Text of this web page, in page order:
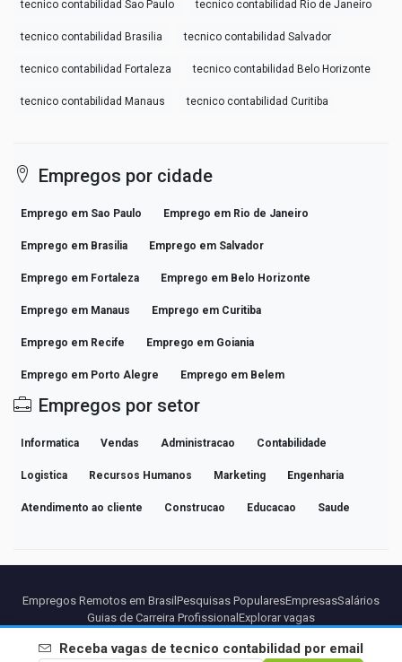
tecnico contabilidad Sao Paulo tecnico contabilidad Rio de Janeiro
tecnico contabilidad Brasilia tecnico contabilidad Salvador
tecnico contabilidad Fortaleza tecnico contabilidad Belo Horizonte
tecnico contabilidad Manaus tecnico contabilidad Curitiba
Empregos por cidade
Emprego em Sao Paulo Emprego em Rio de Janeiro
Emprego em Brasilia Emprego em Salvador
Emprego em Fortaleza Emprego em Belo Horizonte
Emprego em Manaus Emprego em Curitiba
Emprego em Recife Emprego em Goiania
Emprego em Porto Alegre Emprego em Belem
Empregos por setor
Informatica Vendas Administracao Contabilidade
Logistica Recursos Humanos Marketing Engenharia
Atendimento ao cliente Construcao Educacao Saude
Receba vagas detecnico contabilidad por email
Empregos Remotos em Brasil Pesquisas PopularesEmpresasSalários
Guias de Carreira Profissional Explorar vagas